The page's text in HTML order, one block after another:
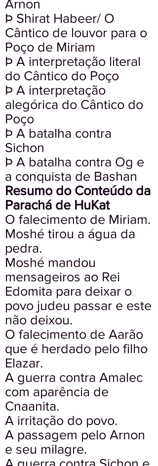
Arnon
Þ Shirat Habeer/ O
Cântico de louvor para o
Poço de Miriam
Þ A interpretação literal
do Cântico do Poço
Þ A interpretação
alegórica do Cântico do
Poço
Þ A batalha contra
Sichon
Þ A batalha contra Og e
a conquista de Bashan
Resumo do Conteúdo da
Parachá de HuKat
O falecimento de Miriam.
Moshé tirou a água da
pedra.
Moshé mandou
mensageiros ao Rei
Edomita para deixar o
povo judeu passar e este
não deixou.
O falecimento de Aarão
que é herdado pelo filho
Elazar.
A guerra contra Amalec
com aparência de
Cnaanita.
A irritação do povo.
A passagem pelo Arnon
e seu milagre.